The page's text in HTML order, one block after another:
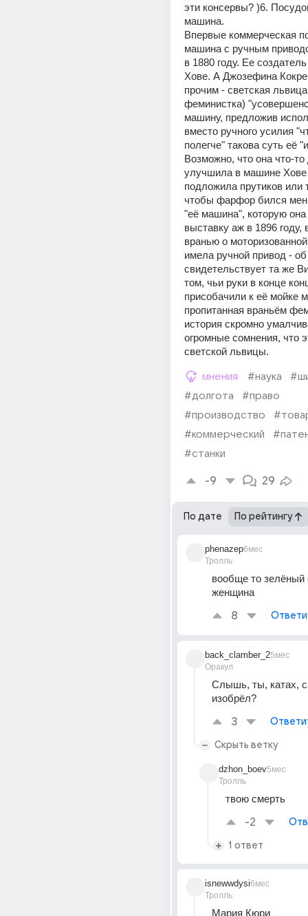
эти консервы? )6.
машина.
Впервые коммерческая
машина с ручным
в 1880 году. Ее
Хове. А Джозефина
прочим - светская
феминистка)
машину, предложив
вместо ручного усилия
полегче" такова суть её
Возможно, что она что-
улучшила в машине Хове
подложила прутиков или
чтобы фарфор бился
"её машина", которую она
выставку аж в 1896 году,
вранью о
имела ручной привод -
свидетельствует та же
том, чьи руки в конце
присобачили к её мойке
пропитанная враньём
история скромно
огромные сомнения, что
светской львицы.
мнения #наука
#долгота
#право
#производство
#коммерческий
#станки
-9 29
По дате По рейтингу
phenazep
Тролль
6мес
вообще то зелёный
женщина
8
back_clamber_2
Оракул
5мес
Слышь, ты, катах,
изобрёл?
3
Скрыть ветку
dzhon_boev
Тролль
5мес
твою смерть
-2
1 ответ
isnewwdysi
Тролль
6мес
Мария Кюри